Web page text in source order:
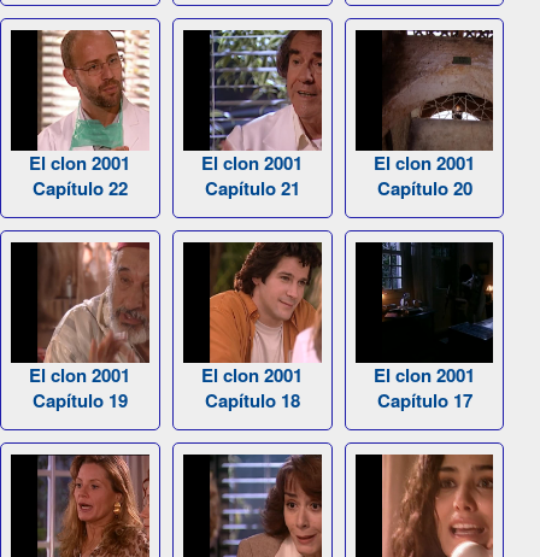
El clon 2001
Capítulo 22
El clon 2001
Capítulo 21
El clon 2001
Capítulo 20
El clon 2001
Capítulo 19
El clon 2001
Capítulo 18
El clon 2001
Capítulo 17